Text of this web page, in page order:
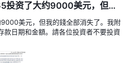
投资了大约9000美元，但我
详细的账户对账单，上面有
位投资者不要投资Maxpro36
美元，但我的錢全部消失了。我附
款日期和金額。請各位投資者不要投資